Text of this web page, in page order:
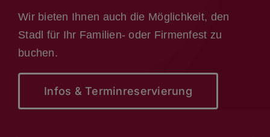
Wir bieten Ihnen auch die Möglichkeit, den
Stadl für Ihr Familien- oder Firmenfest zu
buchen.
Infos & Terminreservierung